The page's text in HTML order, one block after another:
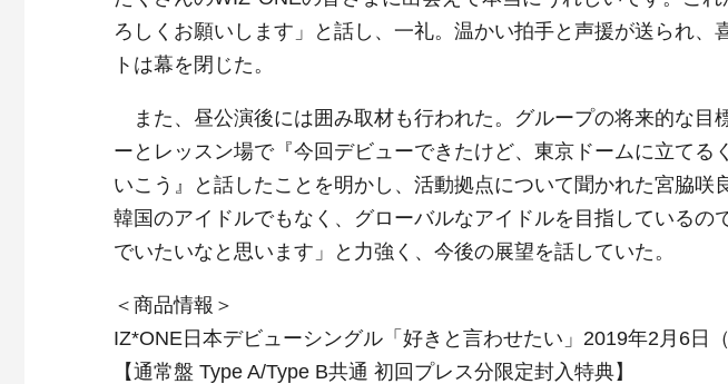
ろしくお願いします」と話し、一礼。温かい拍手と声援が送られ、
トは幕を閉じた。
また、昼公演後には囲み取材も行われた。グループの将来的な目
ーとレッスン場で『今回デビューできたけど、東京ドームに立てる
いこう』と話したことを明かし、活動拠点について聞かれた宮脇咲
韓国のアイドルでもなく、グローバルなアイドルを目指しているの
でいたいなと思います」と力強く、今後の展望を話していた。
＜商品情報＞
IZ*ONE日本デビューシングル「好きと言わせたい」2019年2月6日
【通常盤 Type A/Type B共通 初回プレス分限定封入特典】